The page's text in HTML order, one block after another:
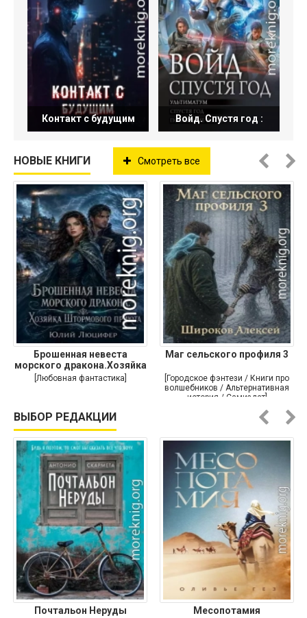
Контакт с будущим Войд. Спустя год :
НОВЫЕ КНИГИ Смотреть все
Брошенная невеста
морского дракона.Хозяйка
[Любовная фантастика]
Маг сельского профиля 3
[Городское фэнтези / Книги про
волшебников / Альтернативная
история / Самиздат]
ВЫБОР РЕДАКЦИИ
Почтальон Неруды Месопотамия